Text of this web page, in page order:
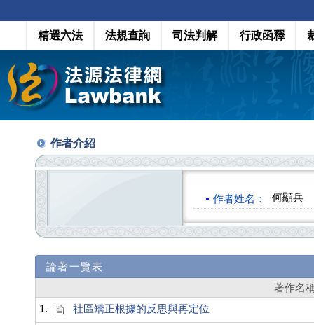
精選六法 法規查詢 司法判解 行政函釋
作者介紹
作者姓名： 何顯兵
論著一覽表
著作名
1.
社區矯正根據的反思與再定位